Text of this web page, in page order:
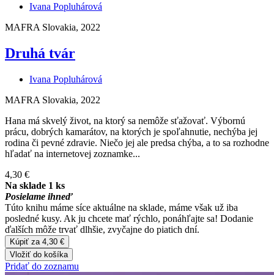
Ivana Popluhárová
MAFRA Slovakia, 2022
Druhá tvár
Ivana Popluhárová
MAFRA Slovakia, 2022
Hana má skvelý život, na ktorý sa nemôže sťažovať. Výbornú
prácu, dobrých kamarátov, na ktorých je spoľahnutie, nechýba jej
rodina či pevné zdravie. Niečo jej ale predsa chýba, a to sa rozhodne
hľadať na internetovej zoznamke...
4,30 €
Na sklade 1 ks
Posielame ihneď
Túto knihu máme síce aktuálne na sklade, máme však už iba
posledné kusy. Ak ju chcete mať rýchlo, ponáhľajte sa! Dodanie
ďalších môže trvať dlhšie, zvyčajne do piatich dní.
Kúpiť za 4,30 €
Vložiť do košíka
Pridať do zoznamu